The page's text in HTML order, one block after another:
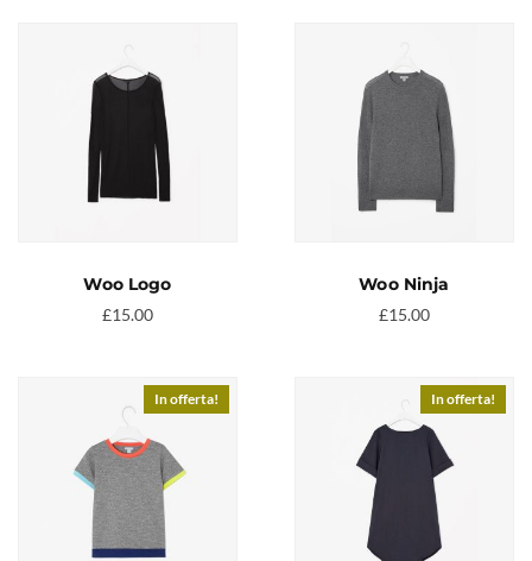
Woo Logo
£15.00
Woo Ninja
£15.00
In offerta! In offerta!